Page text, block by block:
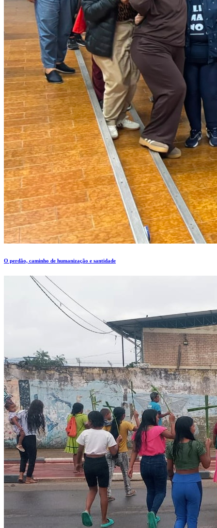
O perdão, caminho de humanização e santidade